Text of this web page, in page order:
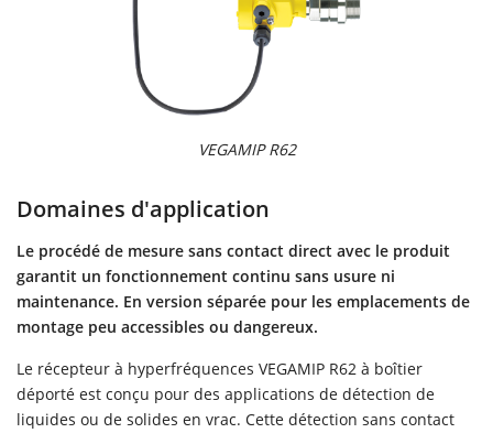
VEGAMIP R62
Domaines d'application
Le procédé de mesure sans contact direct avec le produit
garantit un fonctionnement continu sans usure ni
maintenance. En version séparée pour les emplacements de
montage peu accessibles ou dangereux.
Le récepteur à hyperfréquences VEGAMIP R62 à boîtier
déporté est conçu pour des applications de détection de
liquides ou de solides en vrac. Cette détection sans contact